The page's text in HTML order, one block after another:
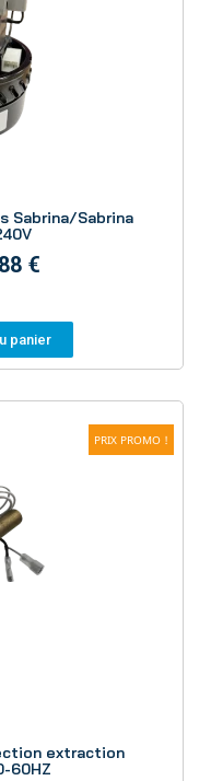
Sabrina/Sabrina
€
panier
PRIX PROMO !
extraction
60HZ